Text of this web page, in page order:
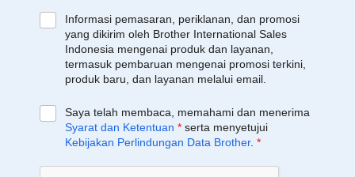
Informasi pemasaran, periklanan, dan promosi
yang dikirim oleh Brother International Sales
Indonesia mengenai produk dan layanan,
termasuk pembaruan mengenai promosi terkini,
produk baru, dan layanan melalui email.
Saya telah membaca, memahami dan menerima
Syarat dan Ketentuan * serta menyetujui
Kebijakan Perlindungan Data Brother. *